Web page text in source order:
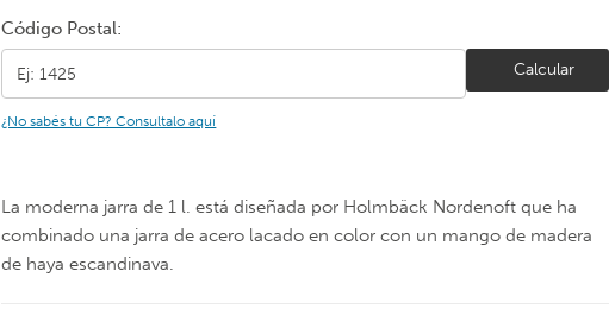
Código Postal:
Calcular
¿No sabés tu CP? Consultalo aquí
La moderna jarra de 1 l. está diseñada por Holmbäck Nordenoft que ha
combinado una jarra de acero lacado en color con un mango de madera
de haya escandinava.